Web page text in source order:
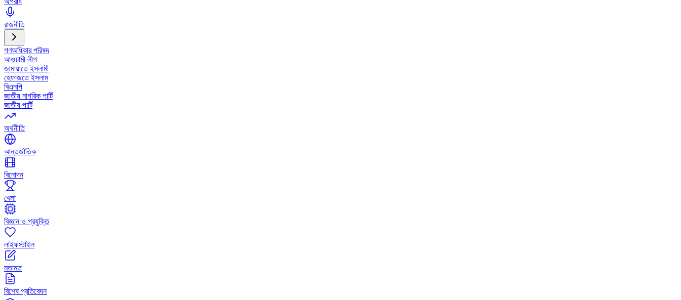
রাজনীতি
গণঅধিকার পরিষদ
আওয়ামী লীগ
জামায়াতে ইসলামী
হেফাজতে ইসলাম
বিএনপি
জাতীয় নাগরিক পার্টি
জাতীয় পার্টি
অর্থনীতি
আন্তর্জাতিক
বিনোদন
খেলা
বিজ্ঞান ও প্রযুক্তি
লাইফস্টাইল
মতামত
বিশেষ প্রতিবেদন